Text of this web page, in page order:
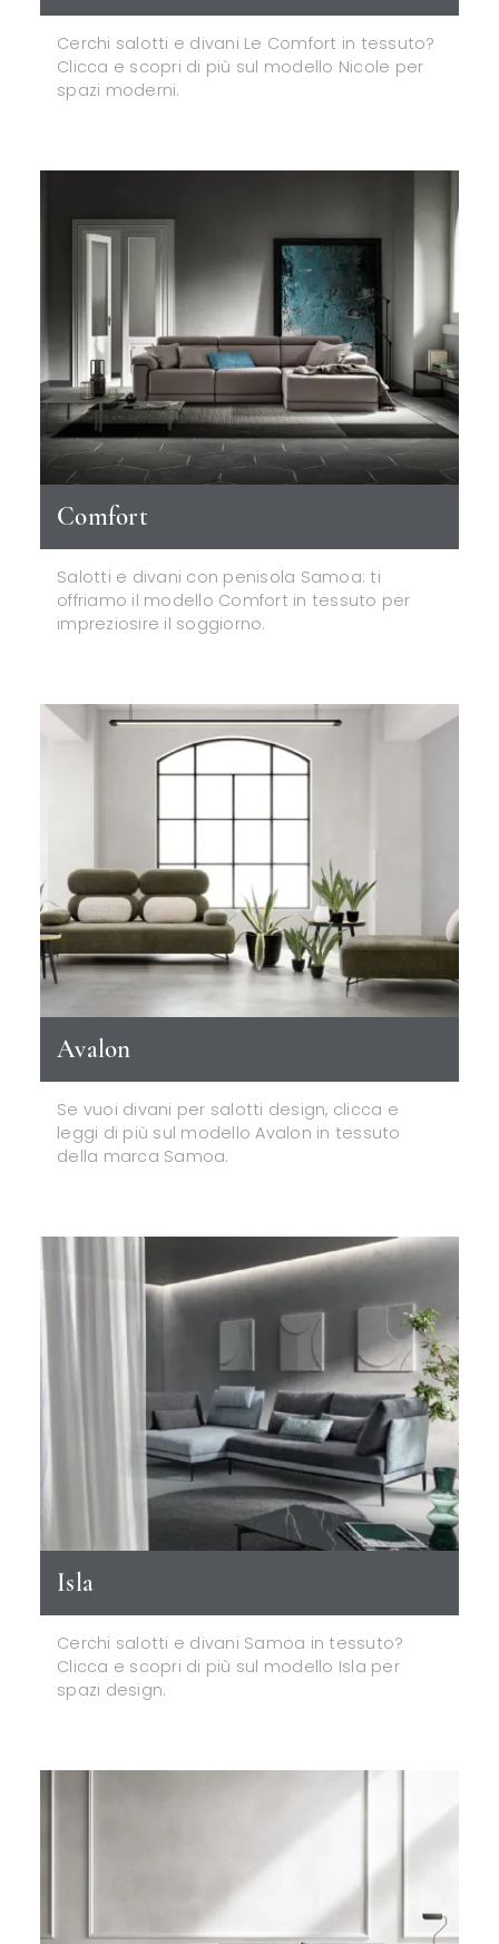
Cerchi salotti e divani Le Comfort in tessuto?
Clicca e scopri di più sul modello Nicole per
spazi moderni.
Comfort
Salotti e divani con penisola Samoa: ti
offriamo il modello Comfort in tessuto per
impreziosire il soggiorno.
Avalon
Se vuoi divani per salotti design, clicca e
leggi di più sul modello Avalon in tessuto
della marca Samoa.
Isla
Cerchi salotti e divani Samoa in tessuto?
Clicca e scopri di più sul modello Isla per
spazi design.